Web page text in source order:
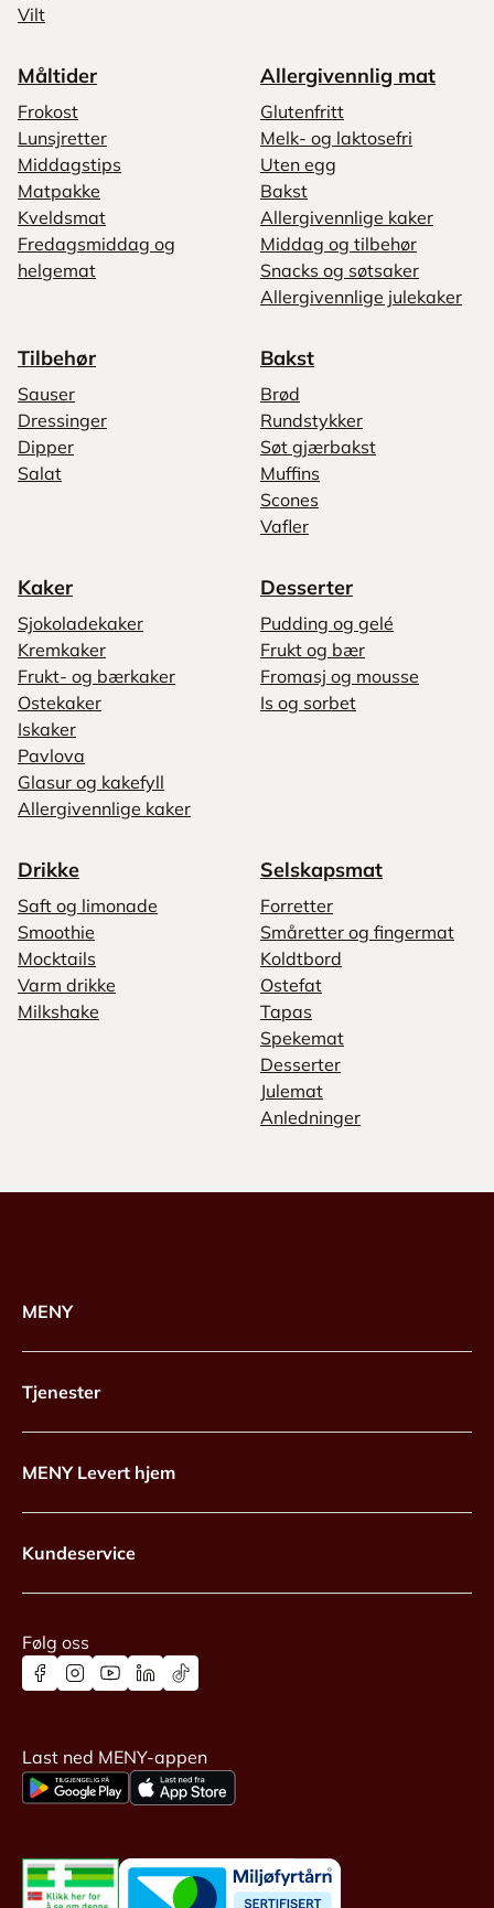
Vilt
Måltider
Frokost
Lunsjretter
Middagstips
Matpakke
Kveldsmat
Fredagsmiddag og
helgemat
Allergivennlig mat
Glutenfritt
Melk- og laktosefri
Uten egg
Bakst
Allergivennlige kaker
Middag og tilbehør
Snacks og søtsaker
Allergivennlige julekaker
Tilbehør
Sauser
Dressinger
Dipper
Salat
Bakst
Brød
Rundstykker
Søt gjærbakst
Muffins
Scones
Vafler
Kaker
Sjokoladekaker
Kremkaker
Frukt- og bærkaker
Ostekaker
Iskaker
Pavlova
Glasur og kakefyll
Allergivennlige kaker
Desserter
Pudding og gelé
Frukt og bær
Fromasj og mousse
Is og sorbet
Drikke
Saft og limonade
Smoothie
Mocktails
Varm drikke
Milkshake
Selskapsmat
Forretter
Småretter og fingermat
Koldtbord
Ostefat
Tapas
Spekemat
Desserter
Julemat
Anledninger
MENY
Tjenester
MENY Levert hjem
Kundeservice
Følg oss
Last ned MENY-appen